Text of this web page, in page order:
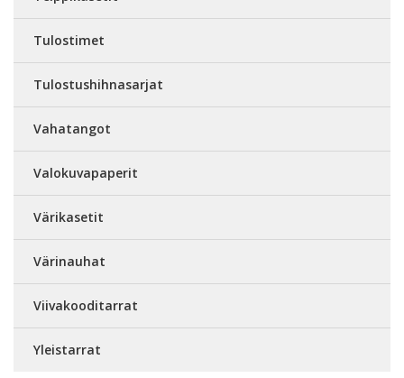
Tulostimet
Tulostushihnasarjat
Vahatangot
Valokuvapaperit
Värikasetit
Värinauhat
Viivakooditarrat
Yleistarrat